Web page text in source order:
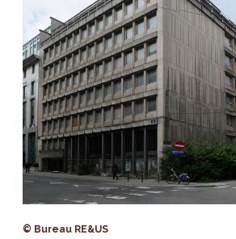
© Bureau RE&US